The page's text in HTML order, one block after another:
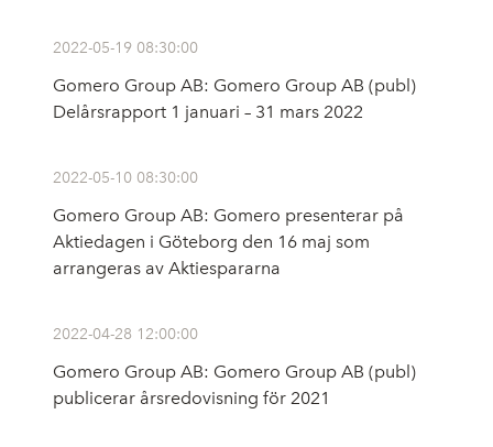
2022-05-19 08:30:00
Gomero Group AB: Gomero Group AB (publ)
Delårsrapport 1 januari – 31 mars 2022
2022-05-10 08:30:00
Gomero Group AB: Gomero presenterar på
Aktiedagen i Göteborg den 16 maj som
arrangeras av Aktiespararna
2022-04-28 12:00:00
Gomero Group AB: Gomero Group AB (publ)
publicerar årsredovisning för 2021